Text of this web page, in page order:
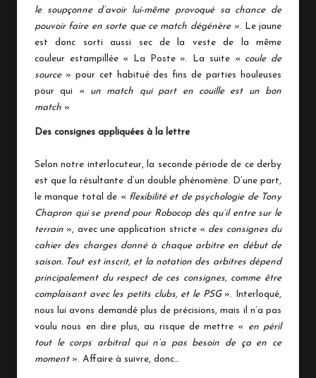
le soupçonne d’avoir lui-même provoqué sa chance de
pouvoir faire en sorte que ce match dégénère ». Le jaune
est donc sorti aussi sec de la veste de la même
couleur estampillée « La Poste ». La suite « coule de
source» pour cet habitué des fins de parties houleuses
pour qui « un match qui part en couille est un bon
match »
Des consignes appliquées à la lettre
Selon notre interlocuteur, la seconde période de ce derby
est que la résultante d’un double phénomène. D’une part,
le manque total de « flexibilité et de psychologie de Tony
Chapron qui se prend pour Robocop dès qu’il entre sur le
terrain », avec une application stricte « des consignes du
cahier des charges donné à chaque arbitre en début de
saison. Tout est inscrit, et la notation des arbitres dépend
principalement du respect de ces consignes, comme être
complaisant avec les petits clubs, et le PSG». Interloqué,
nous lui avons demandé plus de précisions, mais il n’a pas
voulu nous en dire plus, au risque de mettre « en péril
tout le corps arbitral qui n’a pas besoin de ça en ce
moment». Affaire à suivre, donc…